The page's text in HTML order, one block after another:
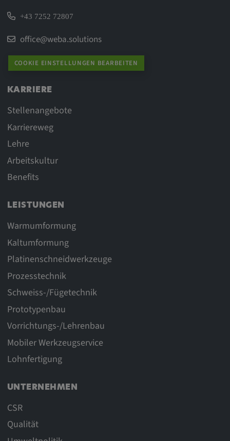
+43 7252 72807
office@weba.solutions
COOKIE EINSTELLUNGEN BEARBEITEN
KARRIERE
Stellenangebote
Karriereweg
Lehre
Arbeitskultur
Benefits
LEISTUNGEN
Warmumformung
Kaltumformung
Platinenschneidwerkzeuge
Prozesstechnik
Schweiss-/Fügetechnik
Prototypenbau
Vorrichtungs-/Lehrenbau
Mobiler Werkzeugservice
Lohnfertigung
UNTERNEHMEN
CSR
Qualität